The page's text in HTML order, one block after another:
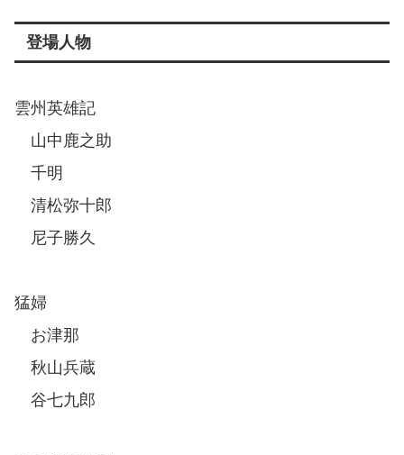
登場人物
雲州英雄記
山中鹿之助
千明
清松弥十郎
尼子勝久
猛婦
お津那
秋山兵蔵
谷七九郎